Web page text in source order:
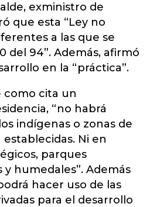
exministro de
que esta “Ley no
a las que se
del 94”. Además, afirmó
en la “práctica”.
como cita un
“no habrá
indígenas o zonas de
Ni en
parques
humedales”. Además
hacer uso de las
para el desarrollo